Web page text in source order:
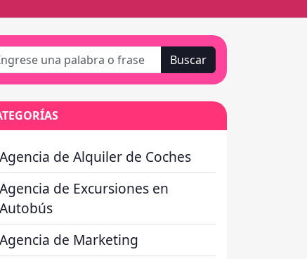
Buscar
Agencia de Alquiler de Coches
Agencia de Excursiones en
Autobús
Agencia de Marketing